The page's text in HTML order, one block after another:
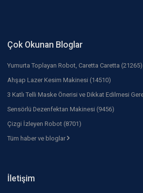
Çok Okunan Bloglar
Yumurta Toplayan Robot, Caretta Caretta (21265)
Ahşap Lazer Kesim Makinesi (14510)
3 Katlı Telli Maske Önerisi ve Dikkat Edilmesi
Sensörlü Dezenfektan Makinesi (9456)
Çizgi İzleyen Robot (8701)
Tüm haber ve bloglar
İletişim